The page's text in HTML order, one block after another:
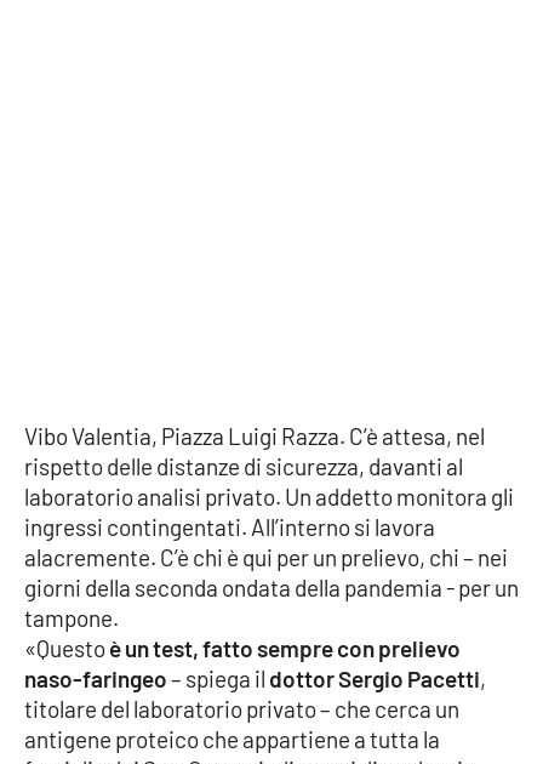
Sanità
Società
Sport
RUBRICHE
Good Morning Vietnam
Vibo Valentia, Piazza Luigi Razza. C’è attesa, nel
rispetto delle distanze di sicurezza, davanti al
laboratorio analisi privato. Un addetto monitora gli
ingressi contingentati. All’interno si lavora
alacremente. C’è chi è qui per un prelievo, chi – nei
giorni della seconda ondata della pandemia - per un
tampone.
«Questoè un test, fatto sempre con prelievo
naso-faringeo– spiega il dottor Sergio Pacetti,
titolare del laboratorio privato – che cerca un
antigene proteico che appartiene a tutta la